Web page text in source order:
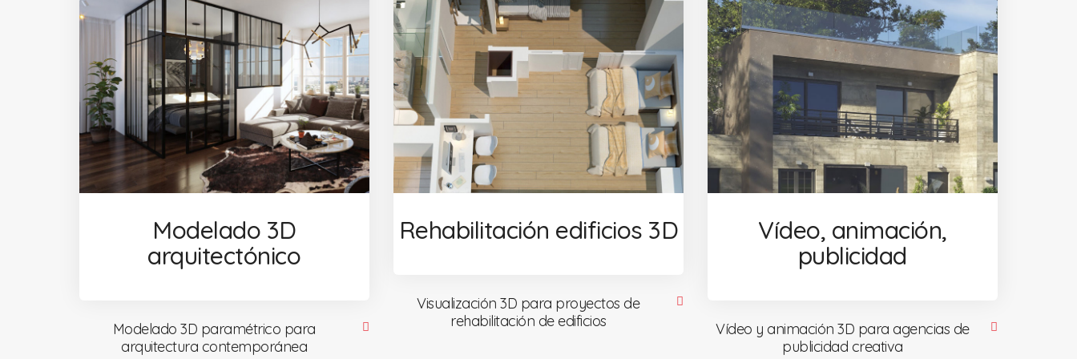
Modelado 3D
arquitectónico
Modelado 3D paramétrico para
arquitectura contemporánea
Rehabilitación edificios 3D
Visualización 3D para proyectos de
rehabilitación de edificios
Vídeo, animación,
publicidad
Vídeo y animación 3D para agencias de
publicidad creativa